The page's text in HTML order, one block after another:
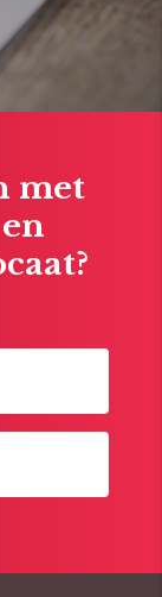
met